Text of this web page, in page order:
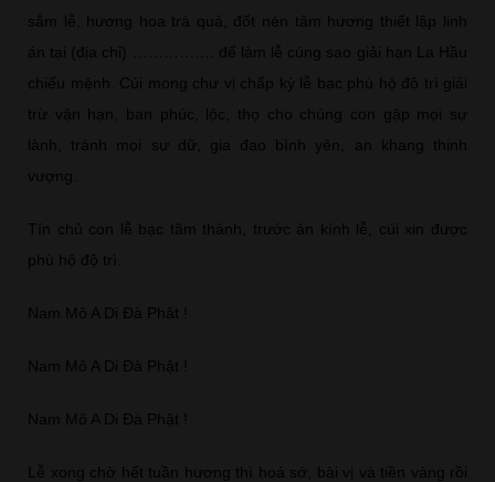
sắm lễ, hương hoa trà quả, đốt nén tâm hương thiết lập linh
án tại (địa chỉ) ……………. để làm lễ cúng sao giải hạn La Hầu
chiếu mệnh. Cúi mong chư vị chấp kỳ lễ bạc phù hộ độ trì giải
trừ vận hạn, ban phúc, lộc, thọ cho chúng con gặp mọi sự
lành, tránh mọi sự dữ, gia đạo bình yên, an khang thịnh
vượng.
Tín chủ con lễ bạc tâm thành, trước án kính lễ, cúi xin được
phù hộ độ trì.
Nam Mô A Di Đà Phật !
Nam Mô A Di Đà Phật !
Nam Mô A Di Đà Phật !
Lễ xong chờ hết tuần hương thì hoá sớ, bài vị và tiền vàng rồi